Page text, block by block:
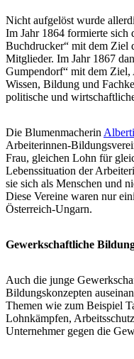
Nicht aufgelöst wurde
Im Jahr 1864 formierte sich
Buchdrucker“ mit dem Ziel
Mitglieder. Im Jahr 1867
Gumpendorf“ mit dem
Wissen, Bildung und
politische und
Die Blumenmacherin
Arbeiterinnen-
Frau, gleichen Lohn für
Lebenssituation der
sie sich als Menschen und
Diese Vereine waren nur
Österreich-Ungarn.
Gewerkschaftliche
Auch die junge
Bildungskonzepten
Themen wie zum Beispiel
Lohnkämpfen,
Unternehmer gegen die